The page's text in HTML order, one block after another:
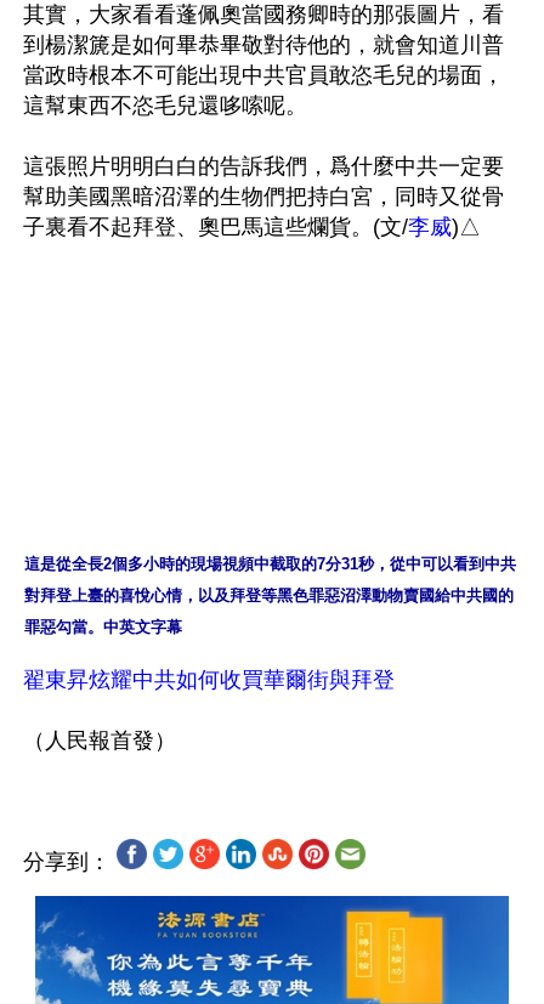
其實，大家看看蓬佩奧當國務卿時的那張圖片，看
到楊潔篪是如何畢恭畢敬對待他的，就會知道川普
當政時根本不可能出現中共官員敢恣毛兒的場面，
這幫東西不恣毛兒還哆嗦呢。
這張照片明明白白的告訴我們，爲什麼中共一定要
幫助美國黑暗沼澤的生物們把持白宮，同時又從骨
子裏看不起拜登、奧巴馬這些爛貨。(文/李威
這是從全長2個多小時的現場視頻中截取的7分31秒，從中可以看到中共
對拜登上臺的喜悅心情，以及拜登等黑色罪惡沼澤動物賣國給中共國的
罪惡勾當。中英文字幕
翟東昇炫耀中共如何收買華爾街與拜登
分享到：